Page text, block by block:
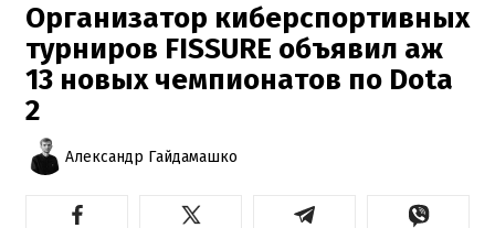
Организатор киберспортивных
турниров FISSURE объявил аж
13 новых чемпионатов по Dota
2
Александр Гайдамашко